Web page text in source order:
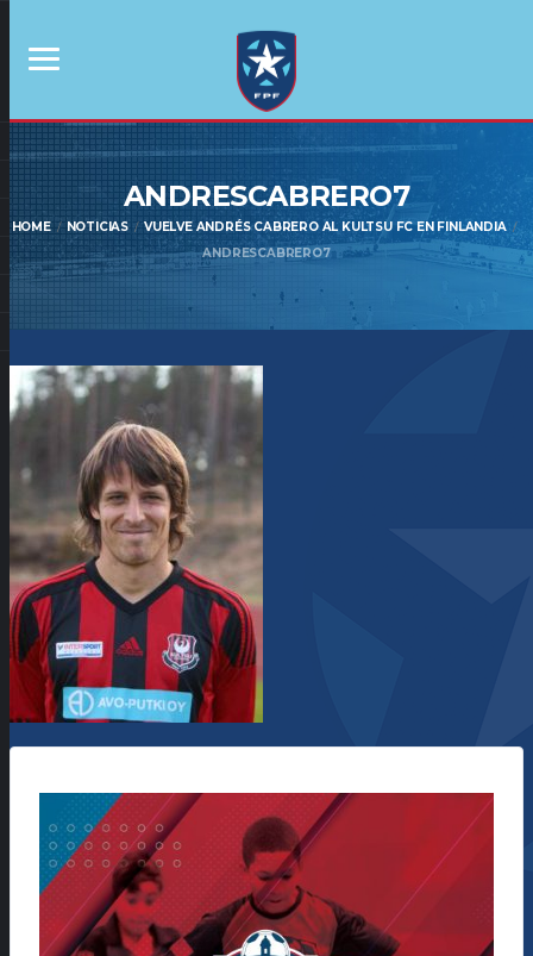
ANDRESCABRERO7
HOME NOTICIAS
VUELVE ANDRÉS CABRERO AL KULTSU FC EN FINLANDIA
ANDRESCABRERO7